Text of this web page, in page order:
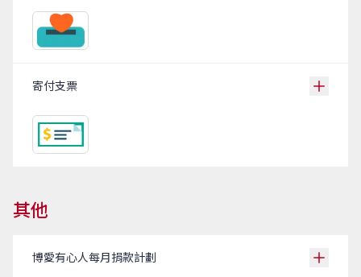
寄付支票
其他
博愛有心人每月捐款計劃